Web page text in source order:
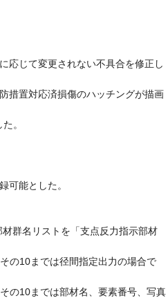
応じて変更されない不具合を修正し
措置対応済損傷のハッチングが描画
。
可能とした。
群名リストを「支点反力指示部材
の10までは径間指定出力の場合で
の10までは部材名、要素番号、写真